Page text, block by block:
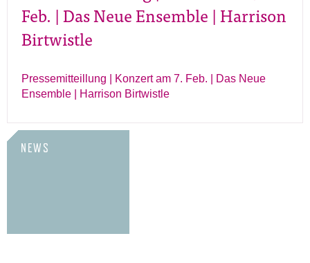
Feb. | Das Neue Ensemble | Harrison
Birtwistle
Pressemitteillung | Konzert am 7. Feb. | Das Neue
Ensemble | Harrison Birtwistle
NEWS